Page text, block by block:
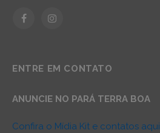
FacebookInstagram
ENTRE EM CONTATO
ANUNCIE NO PARÁ TERRA BOA
Confira o Mídia Kit e contatos aqui